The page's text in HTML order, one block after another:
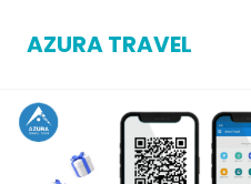
AZURA TRAVEL